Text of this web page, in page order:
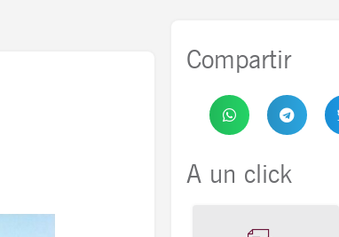
Compartir
A un click